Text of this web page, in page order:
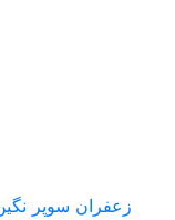
زعفران سوپر